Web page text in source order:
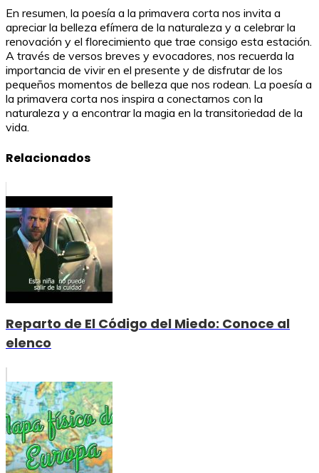
En resumen, la poesía a la primavera corta nos invita a
apreciar la belleza efímera de la naturaleza y a celebrar la
renovación y el florecimiento que trae consigo esta estación.
A través de versos breves y evocadores, nos recuerda la
importancia de vivir en el presente y de disfrutar de los
pequeños momentos de belleza que nos rodean. La poesía a
la primavera corta nos inspira a conectarnos con la
naturaleza y a encontrar la magia en la transitoriedad de la
vida.
Relacionados
Reparto de El Código del Miedo: Conoce al
elenco